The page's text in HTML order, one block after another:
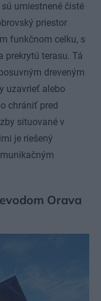
umiestnené čisté
priestor
funkčnom celku, s
prekrytú terasu. Tá
dreveným
uzavrieť alebo
chrániť pred
situované v
je riešený
Orava